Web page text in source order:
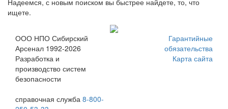
Надеемся, с новым поиском вы быстрее найдете, то, что
ищете.
ООО НПО Сибирский
Арсенал 1992-2026
Разработка и
производство систем
безопасности
справочная служба 8-800-
Гарантийные
обязательства
Карта сайта